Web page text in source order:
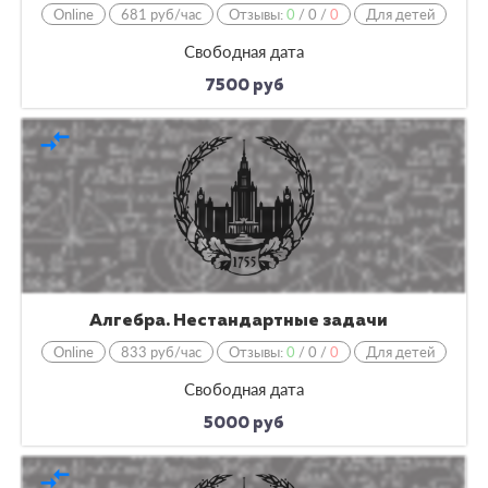
Online
681 руб/час Отзывы:0 /0 /0 Для детей
Свободная дата
7500 руб
compare_arrows
Алгебра. Нестандартные задачи
Online
833 руб/час Отзывы:0 /0 /0 Для детей
Свободная дата
5000 руб
compare_arrows